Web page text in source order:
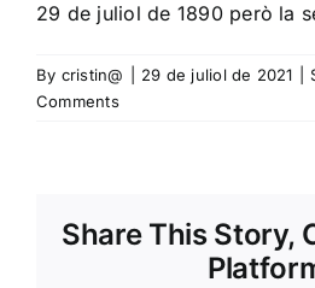
29 de juliol de 1890 però la
By cristin@ 29 de juliol de 2021
Comments
Share This Story,